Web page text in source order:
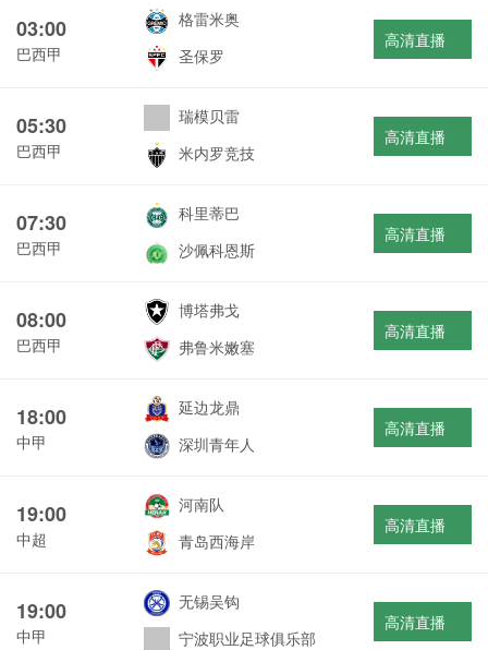
03:00
巴西甲
格雷米奥
圣保罗
高清直播
05:30
巴西甲
瑞模贝雷
米内罗竞技
高清直播
07:30
巴西甲
科里蒂巴
沙佩科恩斯
高清直播
08:00
巴西甲
博塔弗戈
弗鲁米嫩塞
高清直播
18:00
中甲
延边龙鼎
深圳青年人
高清直播
19:00
中超
河南队
青岛西海岸
高清直播
19:00
中甲
无锡吴钩
宁波职业足球俱乐部
高清直播